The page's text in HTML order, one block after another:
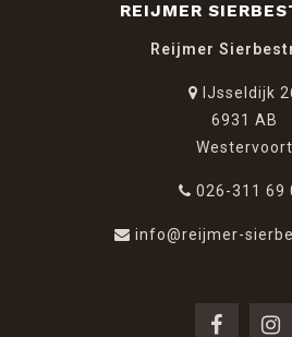
REIJMER
Reijmer
IJsseldijk
6931 AB
Westervoort
026-311 69
info@reijmer-